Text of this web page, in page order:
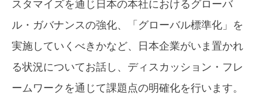
スタマイズを通じ日本の本社におけるグローバ
ル・ガバナンスの強化、「グローバル標準化」を
実施していくべきかなど、日本企業がいま置かれ
る状況についてお話し、ディスカッション・フレ
ームワークを通じて課題点の明確化を行います。